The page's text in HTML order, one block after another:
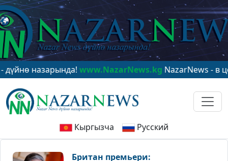
назарында!www.NazarNews.kgNazarNews - в
Кыргызча Русский
Британ премьери: